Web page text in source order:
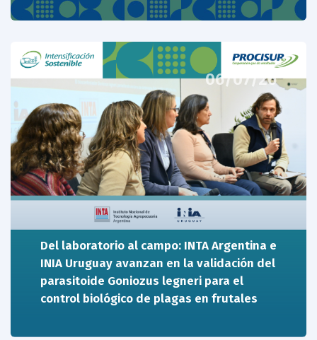
06/07/26
Del laboratorio al campo: INTA Argentina e
INIA Uruguay avanzan en la validación del
parasitoide Goniozus legneri para el
control biológico de plagas en frutales